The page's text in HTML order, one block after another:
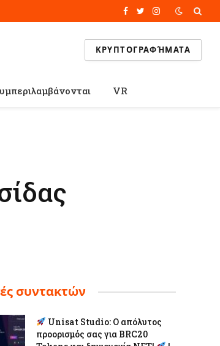
Facebook
TwitterInstagram
ΚΡΥΠΤΟΓΡΑΦΉΜΑΤΑ
VR
συντακτών
Unisat Studio: Ο απόλυτος
προορισμός σας για BRC20